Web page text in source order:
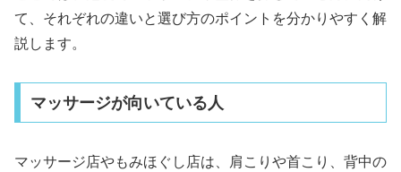
て、それぞれの違いと選び方のポイントを分かりやすく解
説します。
マッサージが向いている人
マッサージ店やもみほぐし店は、肩こりや首こり、背中の